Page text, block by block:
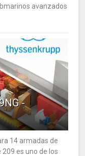
avanzados
-
14 armadas de
es uno de los